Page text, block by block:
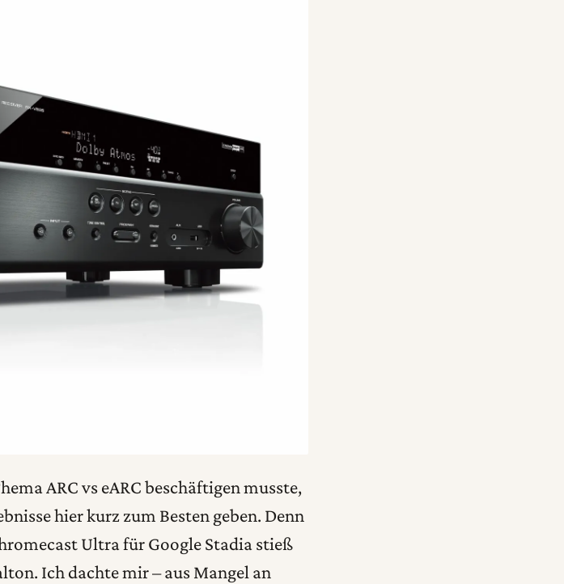
ARC vs eARC beschäftigen musste,
hier kurz zum Besten geben. Denn
Ultra für Google Stadia stieß
Ich dachte mir – aus Mangel an